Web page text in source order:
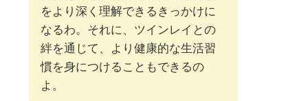
をより深く理解できるきっかけに
なるわ。それに、ツインレイとの
絆を通じて、より健康的な生活習
慣を身につけることもできるの
よ。